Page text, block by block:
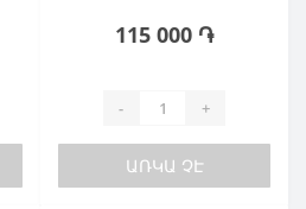
115 000 ֏
- +
ԱՌԿԱ ՉԷ